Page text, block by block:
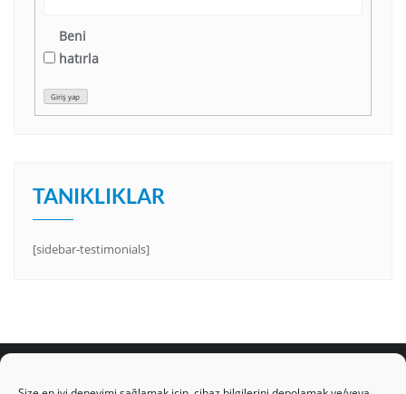
Beni
hatırla
Giriş yap
TANIKLIKLAR
[sidebar-testimonials]